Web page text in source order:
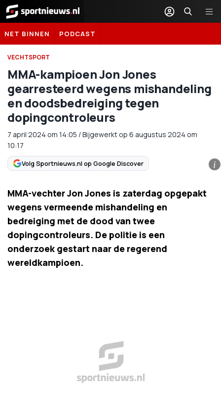
Sportnieuws.nl
NET BINNEN PODCAST
VECHTSPORT
MMA-kampioen Jon Jones
gearresteerd wegens mishandeling
en doodsbedreiging tegen
dopingcontroleurs
7 april 2024 om 14:05 /Bijgewerkt op 6 augustus 2024 om
10:17
Volg Sportnieuws.nl op Google Discover i
MMA-vechter Jon Jones is zaterdag opgepakt
wegens vermeende mishandeling en
bedreiging met de dood van twee
dopingcontroleurs. De politie is een
onderzoek gestart naar de regerend
wereldkampioen.